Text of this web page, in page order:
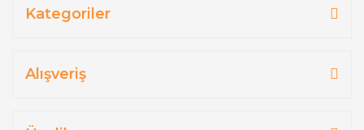
Kategoriler
Alışveriş